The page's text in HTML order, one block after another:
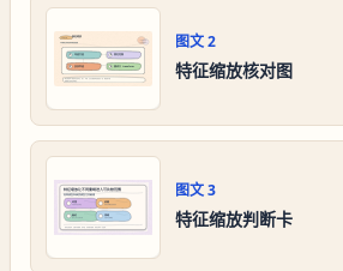
图文2
特征缩放核对图
图文3
特征缩放判断卡